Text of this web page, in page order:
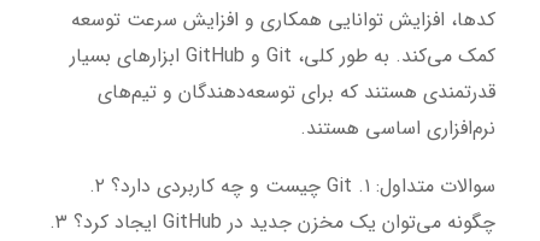
کدها، افزایش توانایی همکاری و افزایش سرعت توسعه
کمک می‌کند. به طور کلی، Git و GitHub ابزارهای بسیار
قدرتمندی هستند که برای توسعه‌دهندگان و تیم‌های
نرم‌افزاری اساسی هستند.
سوالات متداول:
۱. Git چیست و چه کاربردی دارد؟ ۲.
چگونه می‌توان یک مخزن جدید در GitHub ایجاد کرد؟ ۳.